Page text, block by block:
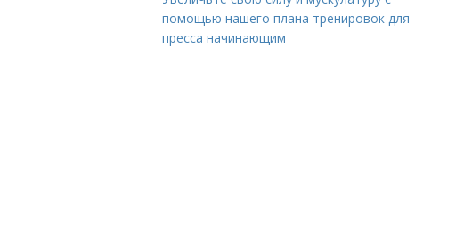
помощью нашего плана тренировок для
пресса начинающим